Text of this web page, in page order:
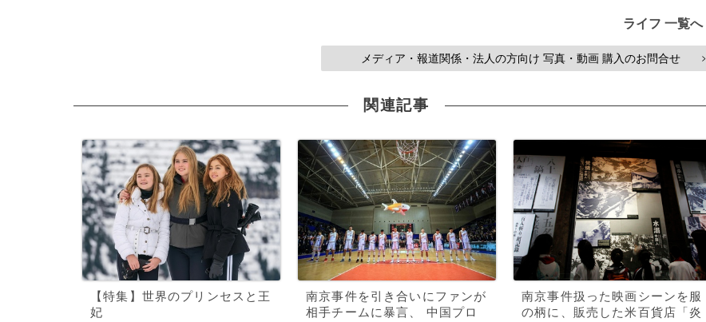
ライフ 一覧へ
メディア・報道関係・法人の方向け 写真・動画 購入のお問合せ >
関連記事
【特集】世界のプリンセスと王
妃
南京事件を引き合いにファンが
相手チームに暴言、 中国プロ
南京事件扱った映画シーンを服
の柄に、販売した米百貨店「炎